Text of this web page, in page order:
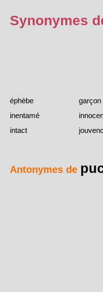
Synonymes
éphèbe
garçon
inentamé
intact
Antonymes de